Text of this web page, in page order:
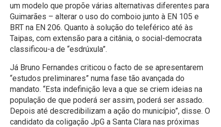
um modelo que propõe várias alternativas diferentes para
Guimarães – alterar o uso do comboio junto à EN 105 e
BRT na EN 206. Quanto à solução do teleférico até às
Taipas, com extensão para a citânia, o social-democrata
classificou-a de “esdrúxula”.
Já Bruno Fernandes criticou o facto de se apresentarem
“estudos preliminares” numa fase tão avançada do
mandato. “Esta indefinição leva a que se criem ideias na
população de que poderá ser assim, poderá ser assado.
Depois até descredibilizam a ação do município”, disse. O
candidato da coligação JpG a Santa Clara nas próximas